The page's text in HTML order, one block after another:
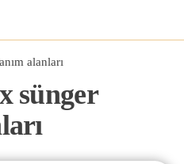
alanları
sünger